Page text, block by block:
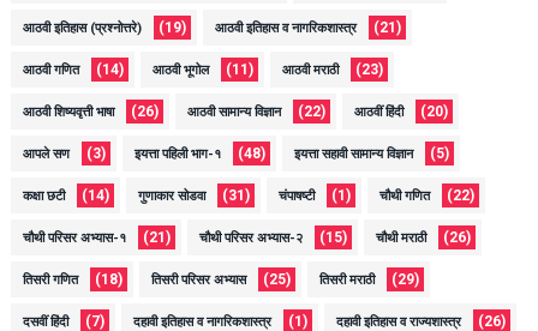
आठवी इतिहास (प्रश्नोत्तरे) (19) आठवी इतिहास व नागरिकशास्त्र (21)
आठवी गणित (14) आठवी भूगोल (11) आठवी मराठी (23)
आठवी शिष्यवृत्ती भाषा (26) आठवी सामान्य विज्ञान (22) आठवीं हिंदी (20)
आपले सण (3) इयत्ता पहिली भाग-१ (48) इयत्ता सहावी सामान्य विज्ञान (5)
कक्षा छटी (14) गुणाकार सोडवा (31) चंपाषष्टी (1) चौथी गणित (22)
चौथी परिसर अभ्यास-१ (21) चौथी परिसर अभ्यास-२ (15) चौथी मराठी (26)
तिसरी गणित (18) तिसरी परिसर अभ्यास (25) तिसरी मराठी (29)
दसवीं हिंदी (7) दहावी इतिहास व नागरिकशास्त्र (1) दहावी इतिहास व राज्यशास्त्र (26)